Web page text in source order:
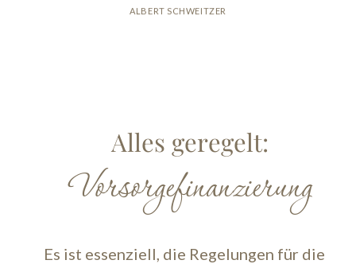
ALBERT SCHWEITZER
Alles geregelt:
Vorsorgefinanzierung
Es ist essenziell, die Regelungen für die